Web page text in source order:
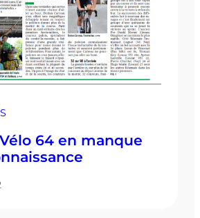
64 en manque